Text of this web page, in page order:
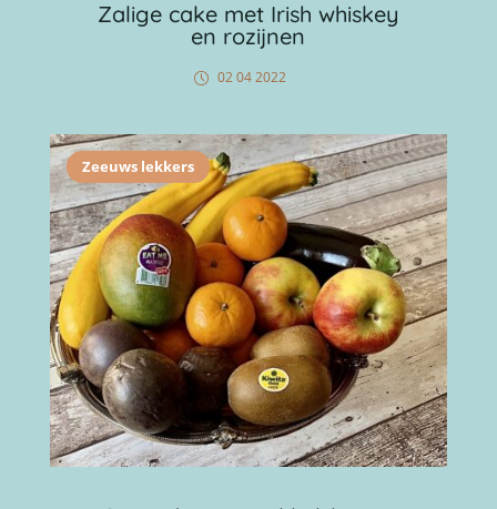
Zalige cake met Irish whiskey
en rozijnen
02 04 2022
Zeeuws lekkers